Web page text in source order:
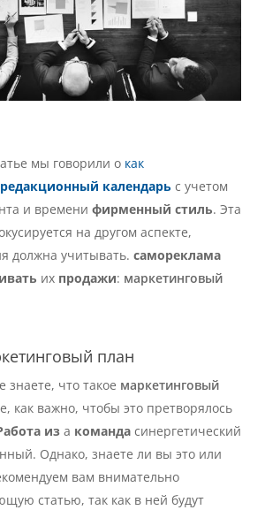
мы говорили о как
редакционный календарь с учетом
и времени фирменный стиль. Эта
на другом аспекте,
должна учитывать. самореклама
их продажи: маркетинговый
план
что такое маркетинговый
как важно, чтобы это претворялось
иза командасинергетический
Однако, знаете ли вы это или
вам внимательно
статью, так как в ней будут